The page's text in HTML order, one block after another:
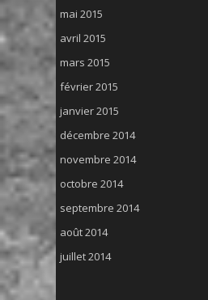
mai 2015
avril 2015
mars 2015
février 2015
janvier 2015
décembre 2014
novembre 2014
octobre 2014
septembre 2014
août 2014
juillet 2014